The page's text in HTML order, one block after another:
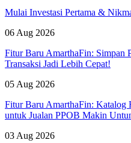
Mulai Investasi Pertama &
06 Aug 2026
Fitur Baru AmarthaFin: Simpan
Transaksi Jadi Lebih Cepat!
05 Aug 2026
Fitur Baru AmarthaFin: Katalog
untuk Jualan PPOB Makin
03 Aug 2026